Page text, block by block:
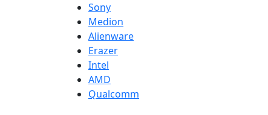
Sony
Medion
Alienware
Erazer
Intel
AMD
Qualcomm